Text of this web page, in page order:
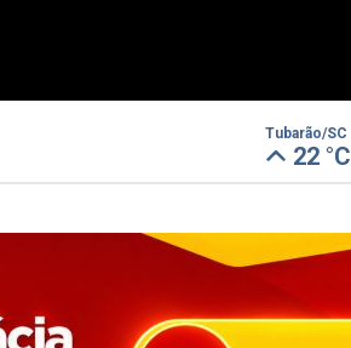
Tubarão/SC
22 °C